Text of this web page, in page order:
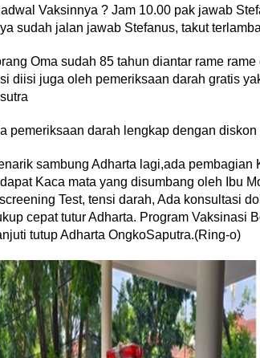
Vaksinnya ? Jam 10.00 pak jawab
sudah jalan jawab Stefanus, takut
Oma sudah 85 tahun diantar rame
diisi juga oleh pemeriksaan darah gratis
pemeriksaan darah lengkap dengan
sambung Adharta lagi,ada
Kaca mata yang disumbang oleh Ibu
Test, tensi darah, Ada konsultasi
cepat tutur Adharta. Program Vaksinasi
tutup Adharta OngkoSaputra.(Ring-o)